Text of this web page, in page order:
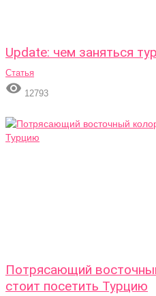
Update: чем заняться
Статья
 12793
Потрясающий
стоит посетить Турцию